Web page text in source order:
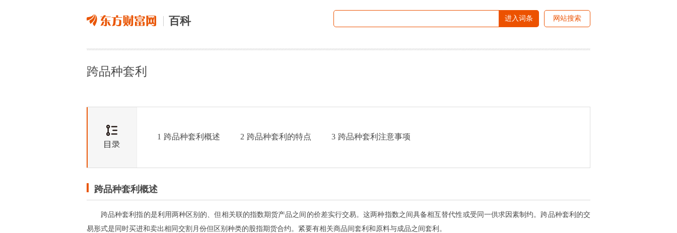
百科 进入词条 网站搜索
跨品种套利
1 跨品种套利概述 2 跨品种套利的特点 3 跨品种套利注意事项
跨品种套利概述
跨品种套利指的是利用两种区别的、但相关联的指数期货产品之间的价差实行交易。这两种指数之间具备相互替代性或受同一供求因素制约。跨品种套利的交
易形式是同时买进和卖出相同交割月份但区别种类的股指期货合约。紧要有相关商品间套利和原料与成品之间套利。